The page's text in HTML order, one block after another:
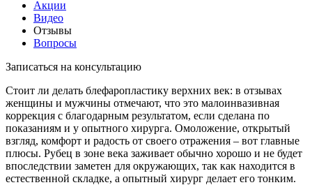
Акции
Видео
Отзывы
Вопросы
Записаться на консультацию
Стоит ли делать блефаропластику верхних век: в отзывах
женщины и мужчины отмечают, что это малоинвазивная
коррекция с благодарным результатом, если сделана по
показаниям и у опытного хирурга. Омоложение, открытый
взгляд, комфорт и радость от своего отражения – вот главные
плюсы. Рубец в зоне века заживает обычно хорошо и не будет
впоследствии заметен для окружающих, так как находится в
естественной складке, а опытный хирург делает его тонким.